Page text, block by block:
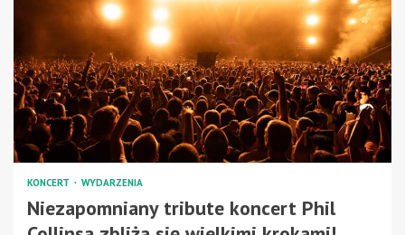
KONCERT WYDARZENIA
Niezapomniany tribute koncert Phil